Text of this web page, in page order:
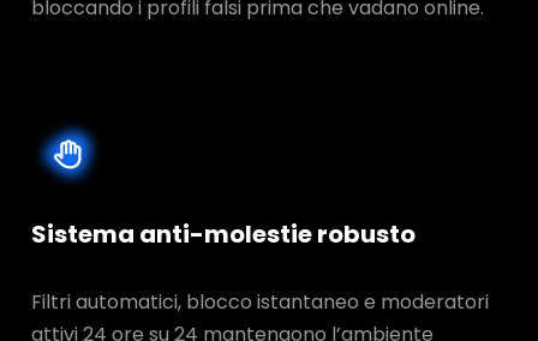
bloccando i profili falsi prima che vadano online.
Sistema anti-molestie robusto
Filtri automatici, blocco istantaneo e moderatori
attivi 24 ore su 24 mantengono l’ambiente